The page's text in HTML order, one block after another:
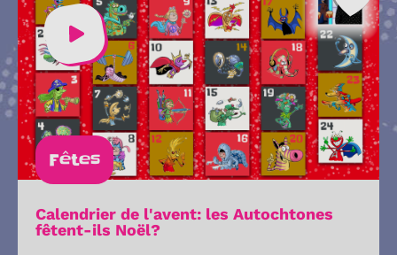
Fêtes
Calendrier de l'avent: les Autochtones
fêtent-ils Noël?